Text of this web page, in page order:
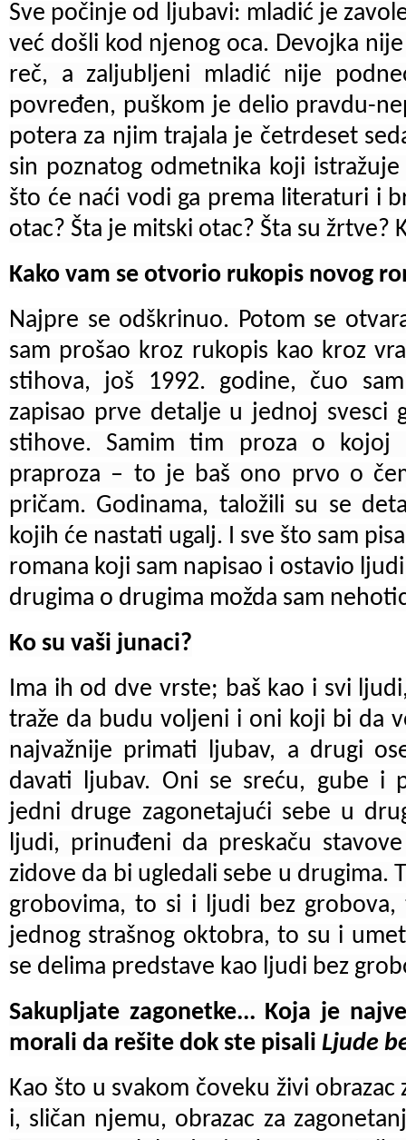
Sve počinje od ljubavi: mladić je
već došli kod njenog oca. Devojka
reč, a zaljubljeni mladić nije
povređen, puškom je delio pravdu-
potera za njim trajala je četrdeset
sin poznatog odmetnika koji
što će naći vodi ga prema literaturi i
otac? Šta je mitski otac? Šta su žrtve?
Kako vam se otvorio rukopis novog
Najpre se odškrinuo. Potom se
sam prošao kroz rukopis kao kroz
stihova, još 1992. godine, čuo
zapisao prve detalje u jednoj svesci
stihove. Samim tim proza o
praproza – to je baš ono prvo o
pričam. Godinama, taložili su se
kojih će nastati ugalj. I sve što sam
romana koji sam napisao i ostavio
drugima o drugima možda sam
Ko su vaši junaci?
Ima ih od dve vrste; baš kao i svi
traže da budu voljeni i oni koji bi da
najvažnije primati ljubav, a drugi
davati ljubav. Oni se sreću, gube i
jedni druge zagonetajući sebe u
ljudi, prinuđeni da preskaču
zidove da bi ugledali sebe u drugima.
grobovima, to si i ljudi bez
jednog strašnog oktobra, to su i
se delima predstave kao ljudi bez
Sakupljate zagonetke... Koja je
morali da rešite dok ste pisali Ljude
Kao što u svakom čoveku živi
i, sličan njemu, obrazac za